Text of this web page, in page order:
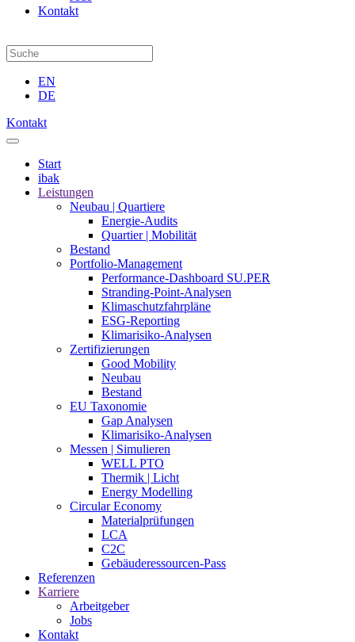
Kontakt
EN
DE
Kontakt
Start
ibak
Leistungen
Neubau | Quartiere
Energie-Audits
Quartier | Mobilität
Bestand
Portfolio-Management
Performance-Dashboard SU.PER
Stranding-Point-Analysen
Klimaschutzfahrpläne
ESG-Reporting
Klimarisiko-Analysen
Zertifizierungen
Good Mobility
Neubau
Bestand
EU Taxonomie
Gap Analysen
Klimarisiko-Analysen
Messen | Simulieren
WELL PTO
Thermik | Licht
Energy Modelling
Circular Economy
Materialprüfungen
LCA
C2C
Gebäuderessourcen-Pass
Referenzen
Karriere
Arbeitgeber
Jobs
Kontakt